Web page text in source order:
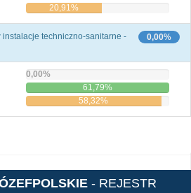
20,91%
0,00%
techniczno-sanitarne -
0,00%
61,79%
58,32%
- REJESTR